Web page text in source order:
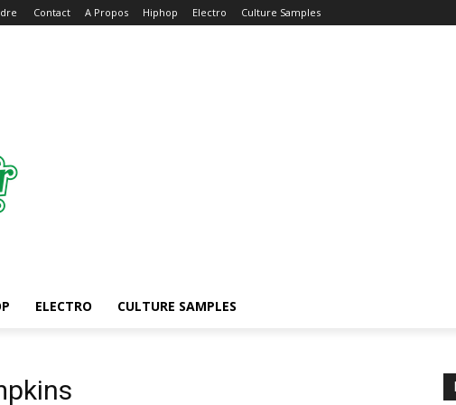
Contact A Propos Hiphop Electro Culture Samples
ELECTRO CULTURE SAMPLES